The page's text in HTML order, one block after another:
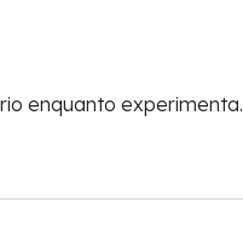
enquanto experimenta.